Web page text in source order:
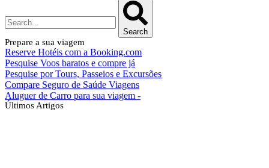
Search
Prepare a sua viagem
Reserve Hotéis com a Booking.com
Pesquise Voos baratos e compre já
Pesquise por Tours, Passeios e Excursões
Compare Seguro de Saúde Viagens
Aluguer de Carro para sua viagem -
Últimos Artigos